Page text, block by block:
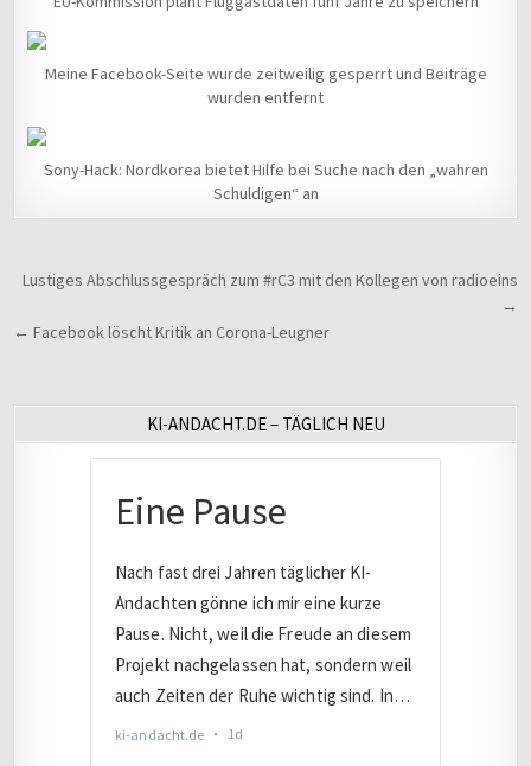
Meine Facebook-Seite wurde zeitweilig gesperrt und Beiträge
wurden entfernt
Sony-Hack: Nordkorea bietet Hilfe bei Suche nach den „wahren
Schuldigen“ an
Beitragsnavigation
Lustiges Abschlussgespräch zum #rC3 mit den Kollegen von radioeins
→
← Facebook löscht Kritik an Corona-Leugner
KI-ANDACHT.DE – TÄGLICH NEU